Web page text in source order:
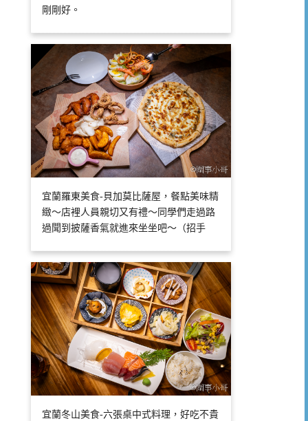
剛剛好。
宜蘭羅東美食-貝加莫比薩屋，餐點美味精
緻～店裡人員親切又有禮～同學們走過路
過聞到披薩香氣就進來坐坐吧～（招手
宜蘭冬山美食-六張桌中式料理，好吃不貴